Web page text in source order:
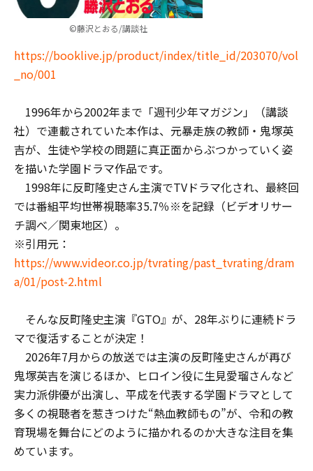
©藤沢とおる/講談社
https://booklive.jp/product/index/title_id/203070/vol
_no/001
1996年から2002年まで「週刊少年マガジン」（講談
社）で連載されていた本作は、元暴走族の教師・鬼塚英
吉が、生徒や学校の問題に真正面からぶつかっていく姿
を描いた学園ドラマ作品です。
1998年に反町隆史さん主演でTVドラマ化され、最終回
では番組平均世帯視聴率35.7％※を記録（ビデオリサー
チ調べ／関東地区）。
※引用元：
https://www.videor.co.jp/tvrating/past_tvrating/dram
a/01/post-2.html
そんな反町隆史主演『GTO』が、28年ぶりに連続ドラ
マで復活することが決定！
2026年7月からの放送では主演の反町隆史さんが再び
鬼塚英吉を演じるほか、ヒロイン役に生見愛瑠さんなど
実力派俳優が出演し、平成を代表する学園ドラマとして
多くの視聴者を惹きつけた“熱血教師もの”が、令和の教
育現場を舞台にどのように描かれるのか大きな注目を集
めています。